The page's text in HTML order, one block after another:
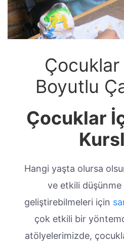
Boyutlu
Çocuklar
Hangi yaşta olursa
ve etkili
geliştirebilmeleri için
çok etkili bir
atölyelerimizde,